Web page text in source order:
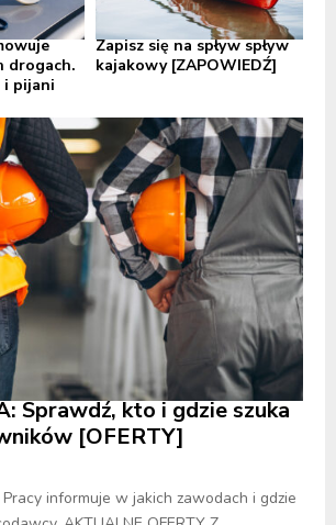
drogach.
i pijani
Zapisz się na spływ spływ
kajakowy [ZAPOWIEDŹ]
Sprawdź, kto i gdzie szuka
[OFERTY]
informuje w jakich zawodach i gdzie